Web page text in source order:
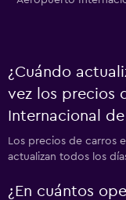
¿Cuándo
vez los precios
Internacional de
Los precios de carros
actualizan todos los
¿En cuántos